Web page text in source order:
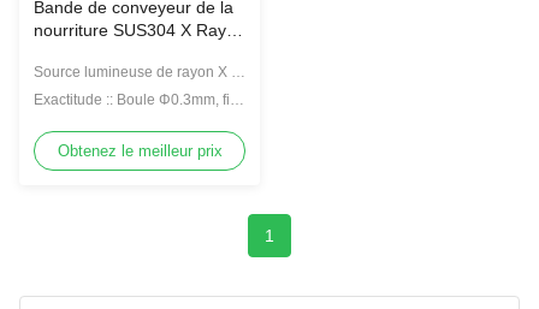
Bande de conveyeur de la
nourriture SUS304 X Ray
Source lumineuse de rayon X ::
150W/100KV
Exactitude :: Boule Φ0.3mm, fil
Obtenez le meilleur prix
1